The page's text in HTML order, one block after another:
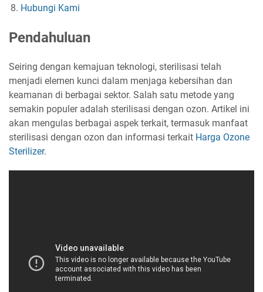
Hubungi Kami
Pendahuluan
Seiring dengan kemajuan teknologi, sterilisasi telah
menjadi elemen kunci dalam menjaga kebersihan dan
keamanan di berbagai sektor. Salah satu metode yang
semakin populer adalah sterilisasi dengan ozon. Artikel ini
akan mengulas berbagai aspek terkait, termasuk manfaat
sterilisasi dengan ozon dan informasi terkait Harga Ozone
Sterilizer.